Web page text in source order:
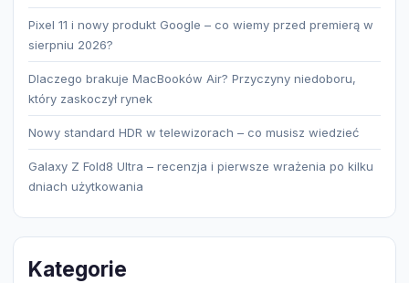
Pixel 11 i nowy produkt Google – co wiemy przed premierą w
sierpniu 2026?
Dlaczego brakuje MacBooków Air? Przyczyny niedoboru,
który zaskoczył rynek
Nowy standard HDR w telewizorach – co musisz wiedzieć
Galaxy Z Fold8 Ultra – recenzja i pierwsze wrażenia po kilku
dniach użytkowania
Kategorie